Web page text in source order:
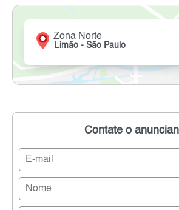
Zona Norte
Limão - São Paulo
Contate o